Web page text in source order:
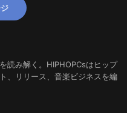
読み解く。HIPHOPCsはヒップ
、リリース、音楽ビジネスを編